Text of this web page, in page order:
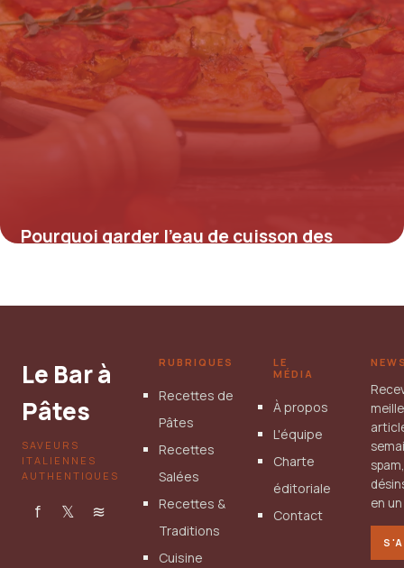
Pourquoi garder l’eau de cuisson des
Le Bar à
Pâtes
SAVEURS
ITALIENNES
AUTHENTIQUES
f 𝕏 ≋
RUBRIQUES
Recettes de
Pâtes
Recettes
Salées
Recettes &
Traditions
Cuisine
LE
MÉDIA
À propos
L'équipe
Charte
éditoriale
Contact
spam,
en